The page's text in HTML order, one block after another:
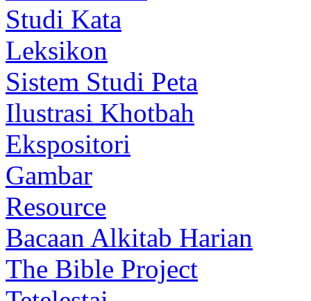
Studi Kata
Leksikon
Sistem Studi Peta
Ilustrasi Khotbah
Ekspositori
Gambar
Resource
Bacaan Alkitab Harian
The Bible Project